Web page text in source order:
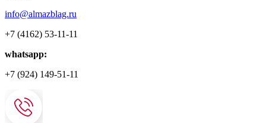
info@almazblag.ru
+7 (4162) 53-11-11
whatsapp:
+7 (924) 149-51-11